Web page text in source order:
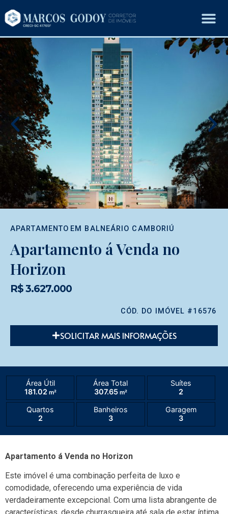
APARTAMENTO EM BALNEÁRIO CAMBORIÚ
Apartamento á Venda no
Horizon
R$ 3.627.000
CÓD. DO IMÓVEL #16576
SOLICITAR MAIS INFORMAÇÕES
Área Útil
181.02 m²
Área Total
307.65m²
Suítes
2
Quartos
2
Banheiros
3
Garagem
3
Apartamento á Venda no Horizon
Este imóvel é uma combinação perfeita de luxo e
comodidade, oferecendo uma experiência de vida
verdadeiramente excepcional. Com uma lista abrangente de